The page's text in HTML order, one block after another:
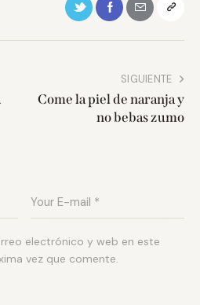
SIGUIENTE
Come la piel de naranja y
no bebas zumo
electrónico y web en este
vez que comente.